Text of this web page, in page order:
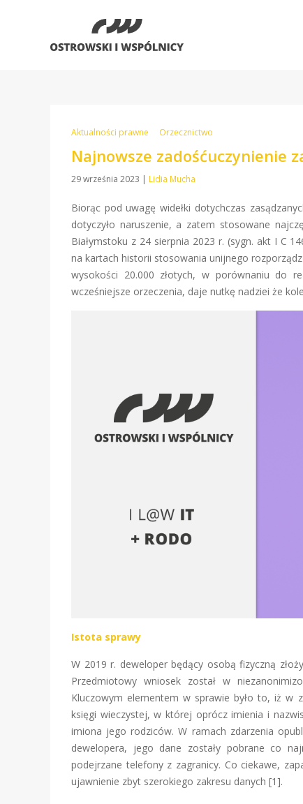
Aktualności prawne Orzecznictwo
Najnowsze zadośćuczynienie
29 września 2023 | Lidia Mucha
Biorąc pod uwagę widełki dotychczas
dotyczyło naruszenie, a zatem stosowane
Białymstoku z 24 sierpnia 2023 r. (sygn. akt I C
na kartach historii stosowania unijnego
wysokości 20.000 złotych, w porównaniu do
wcześniejsze orzeczenia, daje nutkę nadziei że
Istota sprawy
W 2019 r. deweloper będący osobą fizyczną
Przedmiotowy wniosek został w
Kluczowym elementem w sprawie było to, iż w
księgi wieczystej, w której oprócz imienia i
imiona jego rodziców. W ramach zdarzenia
dewelopera, jego dane zostały pobrane co
podejrzane telefony z zagranicy. Co ciekawe,
ujawnienie zbyt szerokiego zakresu danych [1].